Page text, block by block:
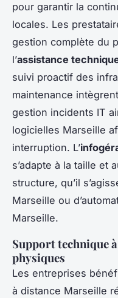
pour garantir la
locales. Les
gestion complète du
l’assistance
suivi proactif des
maintenance
gestion incidents IT
logicielles Marseille
interruption. L’
s’adapte à la taille et
structure, qu’il
Marseille ou
Marseille.
Support technique
physiques
Les entreprises
à distance Marseille